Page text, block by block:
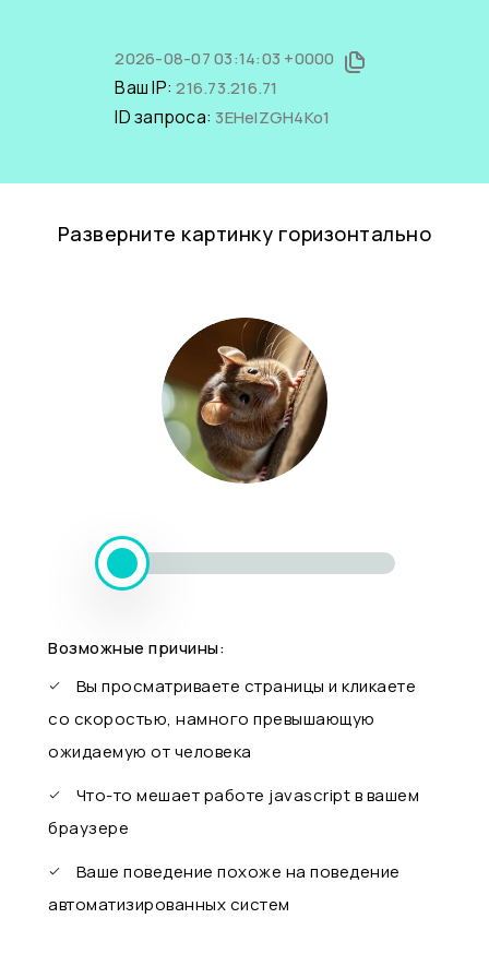
2026-08-07 03:14:03 +0000
Ваш IP:216.73.216.71
ID запроса: 3EHelZGH4Ko1
Разверните картинку горизонтально
Возможные причины:
Вы просматриваете страницы и кликаете
со скоростью, намного превышающую
ожидаемую от человека
Что-то мешает работе javascript в вашем
браузере
Ваше поведение похоже на поведение
автоматизированных систем